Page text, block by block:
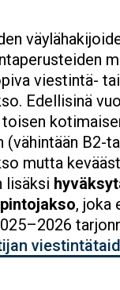
viestintä- tai
Edellisinä
(vähintään B2-
mutta
lisäksi
, joka